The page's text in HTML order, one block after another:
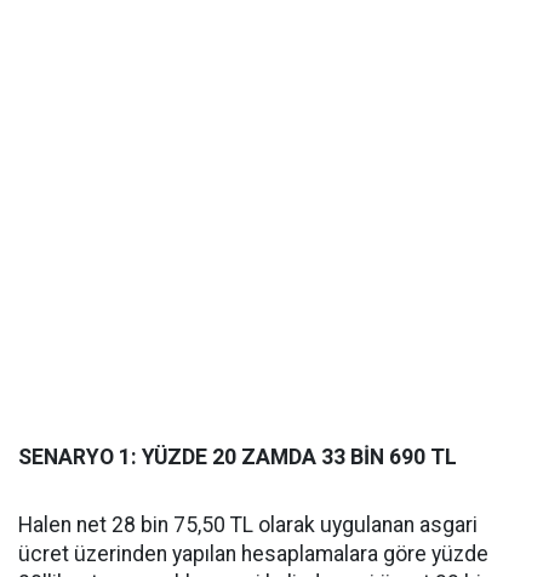
SENARYO 1: YÜZDE 20 ZAMDA 33 BİN 690 TL
Halen net 28 bin 75,50 TL olarak uygulanan asgari
ücret üzerinden yapılan hesaplamalara göre yüzde